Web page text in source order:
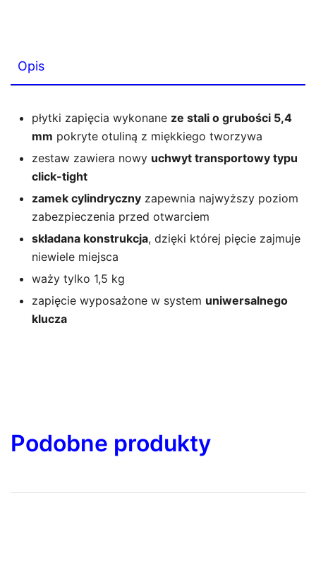
Opis
płytki zapięcia wykonane ze stali o grubości 5,4
mm pokryte otuliną z miękkiego tworzywa
zestaw zawiera nowy uchwyt transportowy typu
click-tight
zamek cylindryczny zapewnia najwyższy poziom
zabezpieczenia przed otwarciem
składana konstrukcja, dzięki której pięcie zajmuje
niewiele miejsca
waży tylko 1,5 kg
zapięcie wyposażone w system uniwersalnego
klucza
Podobne produkty